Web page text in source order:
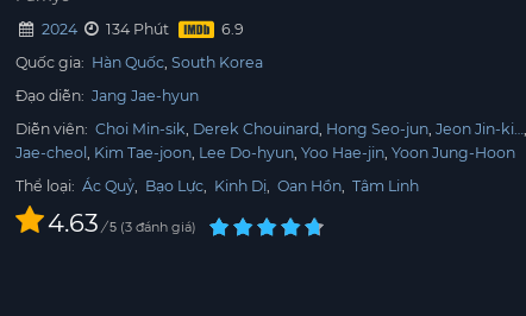
2024
134 Phút
Quốc gia: Hàn Quốc South Korea
Đạo diễn: Jang Jae-hyun
Diễn viên: Choi Min-sik Derek Chouinard Hong Seo-jun Jeon Jin-ki…
Jae-cheol Kim Tae-joon Lee Do-hyun Yoo Hae-jin Yoon Jung-Hoon
Thể loại: Ác Quỷ, Bạo Lực, Kinh Dị, Oan Hồn, Tâm Linh
4.63 / 5 3 đánh giá